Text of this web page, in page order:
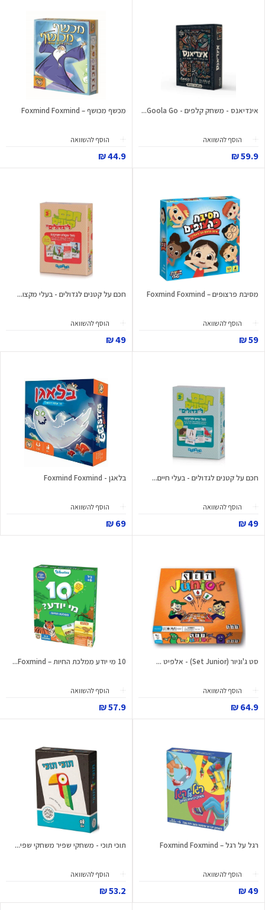
אינדיאנס - משחק קלפים - Goola Go...
הוסף להשוואה
59.9 ₪
מכשף מכושף – Foxmind Foxmind
הוסף להשוואה
44.9 ₪
מסיבת פרצופים – Foxmind Foxmind
הוסף להשוואה
59 ₪
חכם על קטנים לגדולים - בעלי מקצו...
הוסף להשוואה
49 ₪
חכם על קטנים לגדולים - בעלי חיים...
הוסף להשוואה
49 ₪
בלאגן - Foxmind Foxmind
הוסף להשוואה
69 ₪
סט ג'וניור (Set Junior) - אלפיט ...
הוסף להשוואה
64.9 ₪
10 מי יודע ממלכת החיות – Foxmind...
הוסף להשוואה
57.9 ₪
רגל על רגל – Foxmind Foxmind
הוסף להשוואה
49 ₪
תוכי תוכי - משחקי שפיר משחקי שפי...
הוסף להשוואה
53.2 ₪